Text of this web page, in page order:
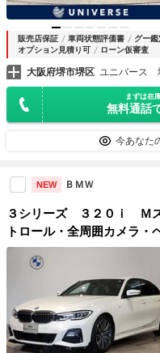
販売店保証 車両状態評価書 グー鑑
オプション見積り可
ローン仮審査
大阪府堺市堺区 ユニバース
まずは在
無料通話
今あなた
NEW ＢＭＷ
３シリーズ ３２０ｉ Ｍ
トロール・全周囲カメラ・
レザー・シートヒーター・
シスト・パーキングアシ